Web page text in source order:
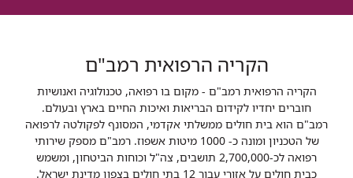
הקריה הרפואית רמב"ם
הקריה הרפואית רמב"ם - מקום בו רפואה, טכנולוגיה ואנושיות
חוברים יחדיו לקידום הבריאות ואיכות החיים בארץ ובעולם.
רמב"ם הוא בית חולים ממשלתי אקדמי, המסונף לפקולטה לרפואה
של הטכניון ומונה כ- 1000 מיטות אשפוז. רמב"ם מספק שירותי
רפואה לכ-2,700,000 תושבים, צה"ל וכוחות הביטחון, ומשמש
כבית חולים על אזורי עבור 12 בתי חולים בצפון מדינת ישראל.